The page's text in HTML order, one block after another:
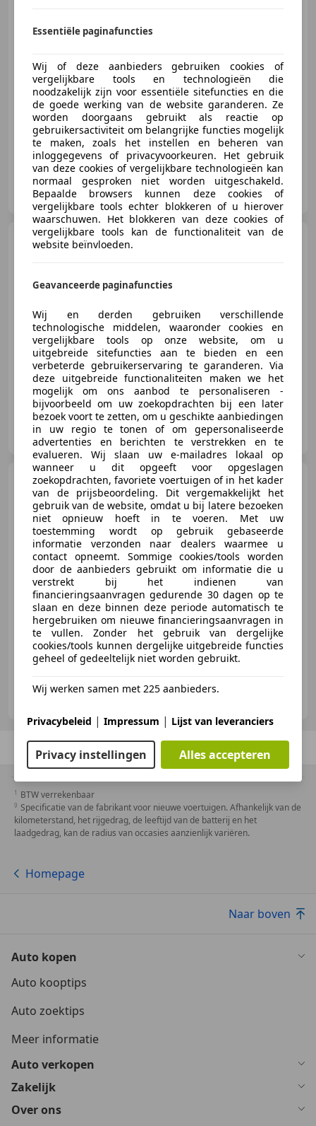
€ 5.849
05/2014 57.056 km Benzine 85 kW (116 PK)
De Haar Motoren
NL-2201 GN NOORDWIJK
KTM 950 Supermoto
01/2008 18.809 km Benzine 72 kW (98 PK)
De Haar Motoren
NL-2201 GN NOORDWIJK
BMW S 1000 RS 1000 R /
lage kilometerstand en bomvol!
€ 8.949
03/2014 26.323 km Benzine 118 kW (160 PK)
De Haar Motoren
Vorige 1/ Volgende
BTW verrekenbaar
Specificatie van de fabrikant voor nieuwe voertuigen. Afhankelijk van de
kilometerstand, het rijgedrag, de leeftijd van de batterij en het
laadgedrag, kan de radius van occasies aanzienlijk variëren.
Homepage
Naar boven
Auto kopen
Auto kooptips
Auto zoektips
Meer informatie
Auto verkopen
Zakelijk
Over ons
Essentiële paginafuncties
Wij of deze aanbieders gebruiken cookies of
vergelijkbare tools en technologieën die
noodzakelijk zijn voor essentiële sitefuncties en die
de goede werking van de website garanderen. Ze
worden doorgaans gebruikt als reactie op
gebruikersactiviteit om belangrijke functies mogelijk
te maken, zoals het instellen en beheren van
inloggegevens of privacyvoorkeuren. Het gebruik
van deze cookies of vergelijkbare technologieën kan
normaal gesproken niet worden uitgeschakeld.
Bepaalde browsers kunnen deze cookies of
vergelijkbare tools echter blokkeren of u hierover
waarschuwen. Het blokkeren van deze cookies of
vergelijkbare tools kan de functionaliteit van de
website beïnvloeden.
Geavanceerde paginafuncties
Wij en derden gebruiken verschillende
technologische middelen, waaronder cookies en
vergelijkbare tools op onze website, om u
uitgebreide sitefuncties aan te bieden en een
verbeterde gebruikerservaring te garanderen. Via
deze uitgebreide functionaliteiten maken we het
mogelijk om ons aanbod te personaliseren -
bijvoorbeeld om uw zoekopdrachten bij een later
bezoek voort te zetten, om u geschikte aanbiedingen
in uw regio te tonen of om gepersonaliseerde
advertenties en berichten te verstrekken en te
evalueren. Wij slaan uw e-mailadres lokaal op
wanneer u dit opgeeft voor opgeslagen
zoekopdrachten, favoriete voertuigen of in het kader
van de prijsbeoordeling. Dit vergemakkelijkt het
gebruik van de website, omdat u bij latere bezoeken
niet opnieuw hoeft in te voeren. Met uw
toestemming wordt op gebruik gebaseerde
informatie verzonden naar dealers waarmee u
contact opneemt. Sommige cookies/tools worden
door de aanbieders gebruikt om informatie die u
verstrekt bij het indienen van
financieringsaanvragen gedurende 30 dagen op te
slaan en deze binnen deze periode automatisch te
hergebruiken om nieuwe financieringsaanvragen in
te vullen. Zonder het gebruik van dergelijke
cookies/tools kunnen dergelijke uitgebreide functies
geheel of gedeeltelijk niet worden gebruikt.
Wij werken samen met 225 aanbieders.
Privacybeleid | Impressum | Lijst van leveranciers
Privacy instellingen Alles accepteren